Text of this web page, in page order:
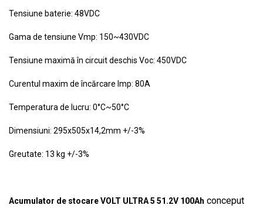
Tensiune baterie: 48VDC
Gama de tensiune Vmp: 150~430VDC
Tensiune maximă în circuit deschis Voc: 450VDC
Curentul maxim de încărcare Imp: 80A
Temperatura de lucru: 0°C~50°C
Dimensiuni: 295x505x14,2mm +/-3%
Greutate: 13 kg +/-3%
Acumulator de stocare VOLT ULTRA 5 51.2V 100Ah conceput